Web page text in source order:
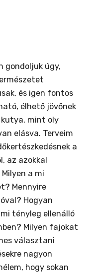
gondoljuk úgy,
és igen fontos
élhető jövőnek
mint oly
elásva. Terveim
a
az azokkal
a mi
Mennyire
Hogyan
tényleg ellenálló
Milyen fajokat
választani
nagyon
hogy sokan